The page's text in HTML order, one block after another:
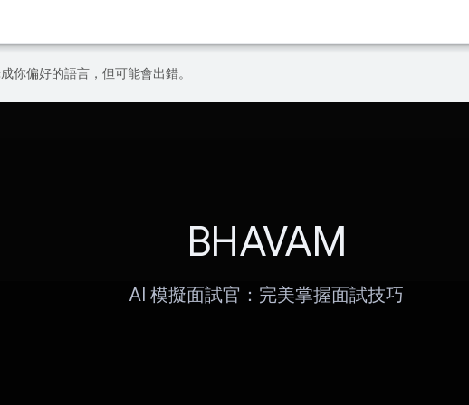
你偏好的語言，但可能會出錯。
BHAVAM
AI 模擬面試官：完美掌握面試技巧